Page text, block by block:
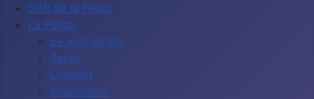
Défi de la Ferso
Le Pailha
Le mot de Flo
Tarifs
Contact
Diaporama